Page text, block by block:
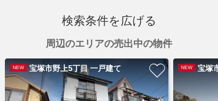
検索条件を広げる
周辺のエリアの売出中の物件
NEW 宝塚市野上5丁目 一戸建て NEW 宝塚